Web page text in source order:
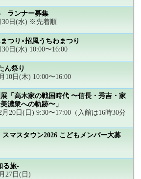
ランナー募集
30日(水) ※先着順
つり×招風うちわまつり
日(水) 10:00〜16:00
ん祭り
10日(木) 10:00〜16:00
「高木家の戦国時代 〜信長・秀吉・家
濃衆への軌跡〜」
20日(日) 9:30〜17:00（入館は16時30分
マスタウン2026 こどもメンバー大募
る旅-
27日(日)